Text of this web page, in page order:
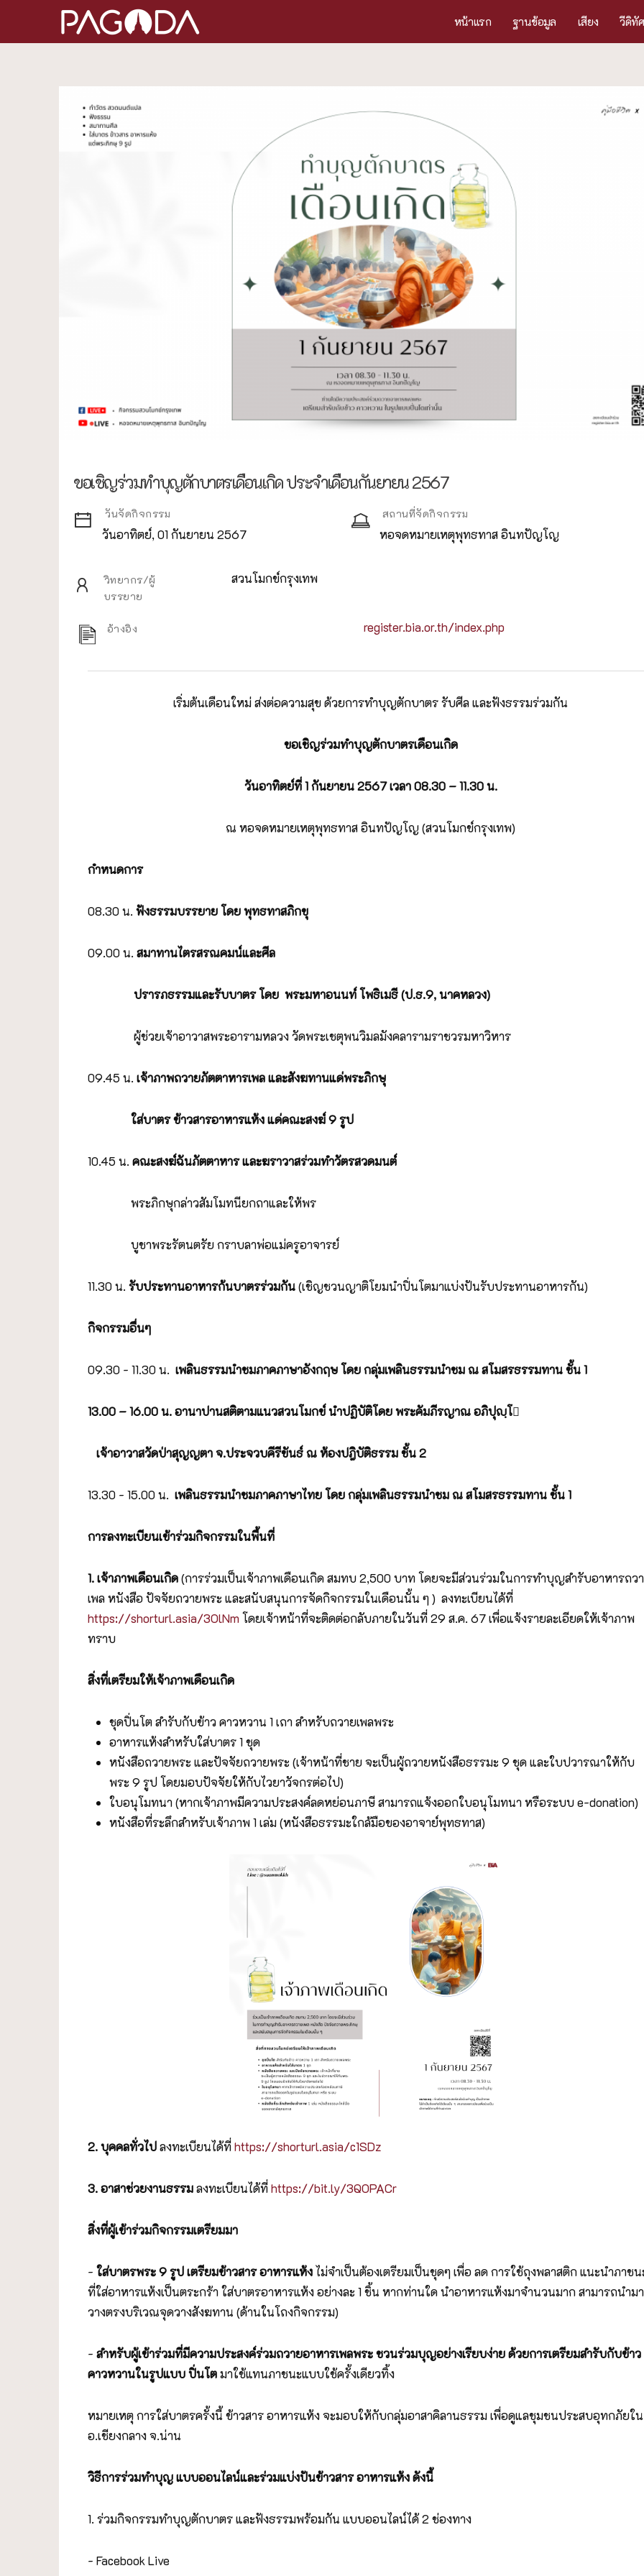
หน้าแรก ฐานข้อมูล เสียง วีดิทั
ขอเชิญร่วมทำบุญตักบาตรเดือนเกิด ประจำเดือนกันยายน 2567
วันจัดกิจกรรม
วันอาทิตย์, 01 กันยายน 2567
สถานที่จัดกิจกรรม
หอจดหมายเหตุพุทธทาส อินทปัญโญ
วิทยากร/ผู้
บรรยาย
สวนโมกข์กรุงเทพ
อ้างอิง register.bia.or.th/index.php
เริ่มต้นเดือนใหม่ ส่งต่อความสุข ด้วยการทำบุญตักบาตร รับศีล และฟังธรรมร่วมกัน
ขอเชิญร่วมทำบุญตักบาตรเดือนเกิด
วันอาทิตย์ที่1 กันยายน 2567 เวลา 08.30 – 11.30 น.
ณ หอจดหมายเหตุพุทธทาส อินทปัญโญ (สวนโมกข์กรุงเทพ)
กำหนดการ
08.30 น. ฟังธรรมบรรยาย โดย พุทธทาสภิกขุ
09.00 น. สมาทานไตรสรณคมน์และศีล
ปรารภธรรมและรับบาตร โดย พระมหาอนนท์ โพธิเมธี (ป.ธ.9, นาคหลวง)
ผู้ช่วยเจ้าอาวาสพระอารามหลวง วัดพระเชตุพนวิมลมังคลารามราชวรมหาวิหาร
09.45 น. เจ้าภาพถวายภัตตาหารเพล และสังฆทานแด่พระภิกษุ
ใส่บาตร ข้าวสารอาหารแห้งแด่คณะสงฆ์9 รูป
10.45 น. คณะสงฆ์ฉันภัตตาหาร และฆราวาสร่วมทำวัตรสวดมนต์
พระภิกษุกล่าวสัมโมทนียกถาและให้พร
บูชาพระรัตนตรัย กราบลาพ่อแม่ครูอาจารย์
11.30 น. รับประทานอาหารก้นบาตรร่วมกัน(เชิญชวนญาติโยมนำปิ่นโตมาแบ่งปันรับประทานอาหารกัน)
กิจกรรมอื่นๆ
09.30 - 11.30 น. เพลินธรรมนำชมภาคภาษาอังกฤษ โดย กลุ่มเพลินธรรมนำชม ณ สโมสรธรรมทาน ชั้น1
13.00 – 16.00 น. อานาปานสติตามแนวสวนโมกข์ นำปฏิบัติโดย พระคัมภีรญาณ อภิปุญฺโ
เจ้าอาวาสวัดป่าสุญญตา จ.ประจวบคีรีขันธ์ ณ ห้องปฎิบัติธรรม ชั้น 2
13.30 - 15.00 น. เพลินธรรมนำชมภาคภาษาไทย โดย กลุ่มเพลินธรรมนำชม ณ สโมสรธรรมทาน ชั้น 1
การลงทะเบียนเข้าร่วมกิจกรรมในพื้นที่
1. เจ้าภาพเดือนเกิด(การร่วมเป็นเจ้าภาพเดือนเกิด สมทบ 2,500 บาท โดยจะมีส่วนร่วมในการทำบุญสำรับอาหารถว
เพล หนังสือ ปัจจัยถวายพระ และสนับสนุนการจัดกิจกรรมในเดือนนั้น ๆ ) ลงทะเบียนได้ที่
https://shorturl.asia/3OlNm โดยเจ้าหน้าที่จะติดต่อกลับภายในวันที่ 29 ส.ค. 67 เพื่อแจ้งรายละเอียดให้เจ้าภาพ
ทราบ
สิ่งที่เตรียมให้เจ้าภาพเดือนเกิด
ชุดปิ่นโต สำรับกับข้าว คาวหวาน 1 เถา สำหรับถวายเพลพระ
อาหารแห้งสำหรับใส่บาตร 1 ชุด
หนังสือถวายพระ และปัจจัยถวายพระ (เจ้าหน้าที่ชาย จะเป็นผู้ถวายหนังสือธรรมะ 9 ชุด และใบปวารณาให้กับ
พระ 9 รูป โดยมอบปัจจัยให้กับไวยาวัจกรต่อไป)
ใบอนุโมทนา (หากเจ้าภาพมีความประสงค์ลดหย่อนภาษี สามารถแจ้งออกใบอนุโมทนา หรือระบบ e-donation)
หนังสือที่ระลึกสำหรับเจ้าภาพ 1 เล่ม (หนังสือธรรมะใกล้มือของอาจาย์พุทธทาส)
2. บุคคลทั่วไปลงทะเบียนได้ที่https://shorturl.asia/c1SDz
3. อาสาช่วยงานธรรมลงทะเบียนได้ที่https://bit.ly/3QOPACr
สิ่งที่ผู้เข้าร่วมกิจกรรมเตรียมมา
- ใส่บาตรพระ 9 รูป เตรียมข้าวสาร อาหารแห้ง ไม่จำเป็นต้องเตรียมเป็นชุดๆ เพื่อ ลด การใช้ถุงพลาสติก แนะนำภาชน
ที่ใส่อาหารแห้งเป็นตระกร้า ใส่บาตรอาหารแห้ง อย่างละ 1 ชิ้น หากท่านใด นำอาหารแห้งมาจำนวนมาก สามารถนำมา
วางตรงบริเวณจุดวางสังฆทาน (ด้านในโถงกิจกรรม)
- สำหรับผู้เข้าร่วมที่มีความประสงค์ร่วมถวายอาหารเพลพระ ชวนร่วมบุญอย่างเรียบง่ายด้วยการเตรียมสำรับกับข้าว
คาวหวานในรูปแบบ ปิ่นโตมาใช้แทนภาชนะแบบใช้ครั้งเดียวทิ้ง
หมายเหตุ การใส่บาตรครั้งนี้ ข้าวสาร อาหารแห้ง จะมอบให้กับกลุ่มอาสาคิลานธรรม เพื่อดูแลชุมชนประสบอุทกภัยใน
อ.เชียงกลาง จ.น่าน
วิธีการร่วมทำบุญ แบบออนไลน์และร่วมแบ่งปันข้าวสาร อาหารแห้ง ดังนี้
1. ร่วมกิจกรรมทำบุญตักบาตร และฟังธรรมพร้อมกัน แบบออนไลน์ได้ 2 ช่องทาง
- Facebook Live